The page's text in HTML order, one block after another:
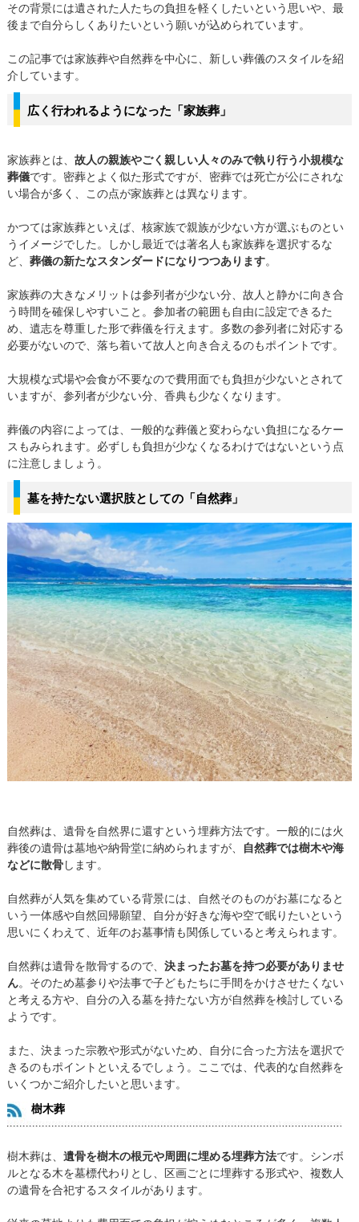
その背景には遺された人たちの負担を軽くしたいという思いや、最
後まで自分らしくありたいという願いが込められています。
この記事では家族葬や自然葬を中心に、新しい葬儀のスタイルを紹
介しています。
広く行われるようになった「家族葬」
家族葬とは、 故人の親族やごく親しい人々のみで執り行う小規模な
葬儀です。密葬とよく似た形式ですが、密葬では死亡が公にされな
い場合が多く、この点が家族葬とは異なります。
かつては家族葬といえば、核家族で親族が少ない方が選ぶものとい
うイメージでした。しかし最近では著名人も家族葬を選択するな
ど、 葬儀の新たなスタンダードになりつつあります。
家族葬の大きなメリットは参列者が少ない分、故人と静かに向き合
う時間を確保しやすいこと。参加者の範囲も自由に設定できるた
め、遺志を尊重した形で葬儀を行えます。多数の参列者に対応する
必要がないので、落ち着いて故人と向き合えるのもポイントです。
大規模な式場や会食が不要なので費用面でも負担が少ないとされて
いますが、参列者が少ない分、香典も少なくなります。
葬儀の内容によっては、一般的な葬儀と変わらない負担になるケー
スもみられます。必ずしも負担が少なくなるわけではないという点
に注意しましょう。
墓を持たない選択肢としての「自然葬」
自然葬は、遺骨を自然界に還すという埋葬方法です。一般的には火
葬後の遺骨は墓地や納骨堂に納められますが、
自然葬では樹木や海
などに散骨します。
自然葬が人気を集めている背景には、自然そのものがお墓になると
いう一体感や自然回帰願望、自分が好きな海や空で眠りたいという
思いにくわえて、近年のお墓事情も関係していると考えられます。
自然葬は遺骨を散骨するので、 決まったお墓を持つ必要がありませ
ん。そのため墓参りや法事で子どもたちに手間をかけさせたくない
と考える方や、自分の入る墓を持たない方が自然葬を検討している
ようです。
また、決まった宗教や形式がないため、自分に合った方法を選択で
きるのもポイントといえるでしょう。ここでは、代表的な自然葬を
いくつかご紹介したいと思います。
樹木葬
樹木葬は、 遺骨を樹木の根元や周囲に埋める埋葬方法です。シンボ
ルとなる木を墓標代わりとし、区画ごとに埋葬する形式や、複数人
の遺骨を合祀するスタイルがあります。